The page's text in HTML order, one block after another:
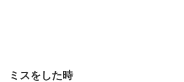
ミスをした時